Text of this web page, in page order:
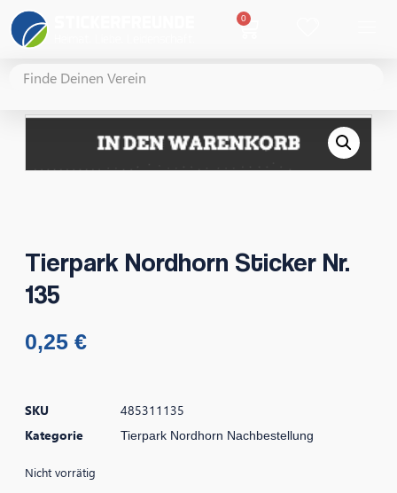
0
Tierpark Nordhorn Sticker Nr.
135
0,25 €
SKU
485311135
Kategorie
Tierpark Nordhorn Nachbestellung
Nicht vorrätig